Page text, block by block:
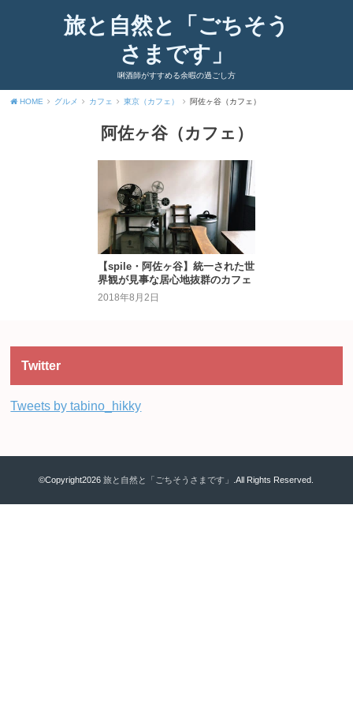
旅と自然と「ごちそう
さまです」
唎酒師がすすめる余暇の過ごし方
HOME グルメ カフェ 東京（カフェ） 阿佐ヶ谷（カフェ）
阿佐ヶ谷（カフェ）
【spile・阿佐ヶ谷】統一された世
界観が見事な居心地抜群のカフェ
2018年8月2日
Twitter
Tweets by tabino_hikky
©Copyright2026旅と自然と「ごちそうさまです」 .All Rights Reserved.